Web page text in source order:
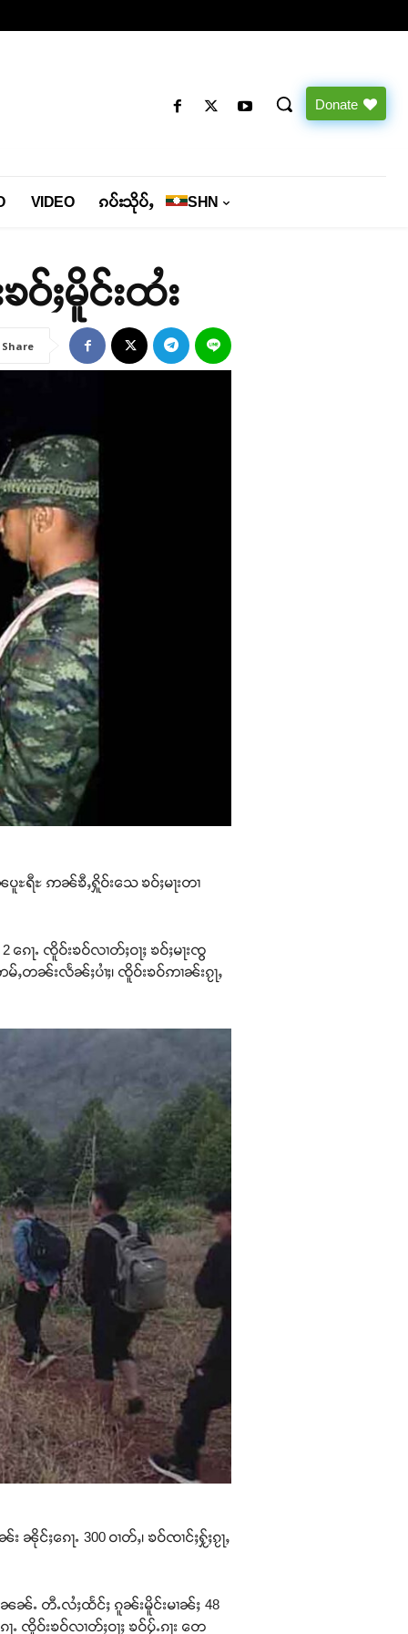
Donate
VIDEO ၵပ်းသိုပ်ႇ SHN
ႈမိူင်းထႆး
Share
ရီႊ ဢၼ်ၶီႇႁိူဝ်းသေ ၶဝ်ႈမႃးတၢ
ေႃႉ ၸိူဝ်းၶဝ်လၢတ်ႈဝႃႈ ၶဝ်ႈမႃးၸွ
ႇတၼ်းလႅၼ်ႈပၢႆႈ၊ ၸိူဝ်းၶဝ်ဢၢၼ်းၵႂႃႇ
ၼိုင်ႈၵေႃႉ 300 ဝၢတ်ႇ၊ ၶဝ်ၸၢင်ႈႁႂ်ႈၵႂႃႇ
ၼ်ႉ တီႉလႆႈထႅင်ႈ ၵူၼ်းမိူင်းမၢၼ်ႈ 48
ႉ ၸိူဝ်းၶဝ်လၢတ်ႈဝႃႈ ၶဝ်ပႂ်ႉၵႃး တေ